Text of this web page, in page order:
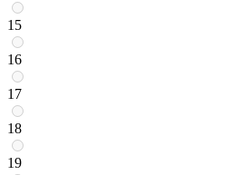
15
16
17
18
19